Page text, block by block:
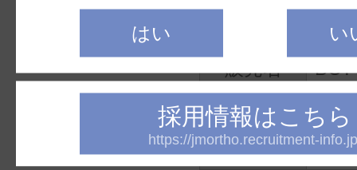
はい い
採用情報はこちら
https://jmortho.recruitment-
薬事情報*3
販売名
一般的名
称
歯
ヤ